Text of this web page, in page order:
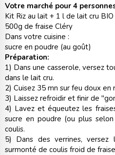
Votre marché pour 4
Kit Riz au lait + 1 l de lait cru
500g de fraise Cléry
Dans votre cuisine :
sucre en poudre (au goût)
Préparation:
1) Dans une casserole, versez
dans le lait cru.
2) Cuisez 35 mn sur feu doux
3) Laissez refroidir et finir de
4) Lavez et équeutez les
sucre en poudre (ou plus
coulis.
5) Dans des verrines,
surmonté de coulis froid de